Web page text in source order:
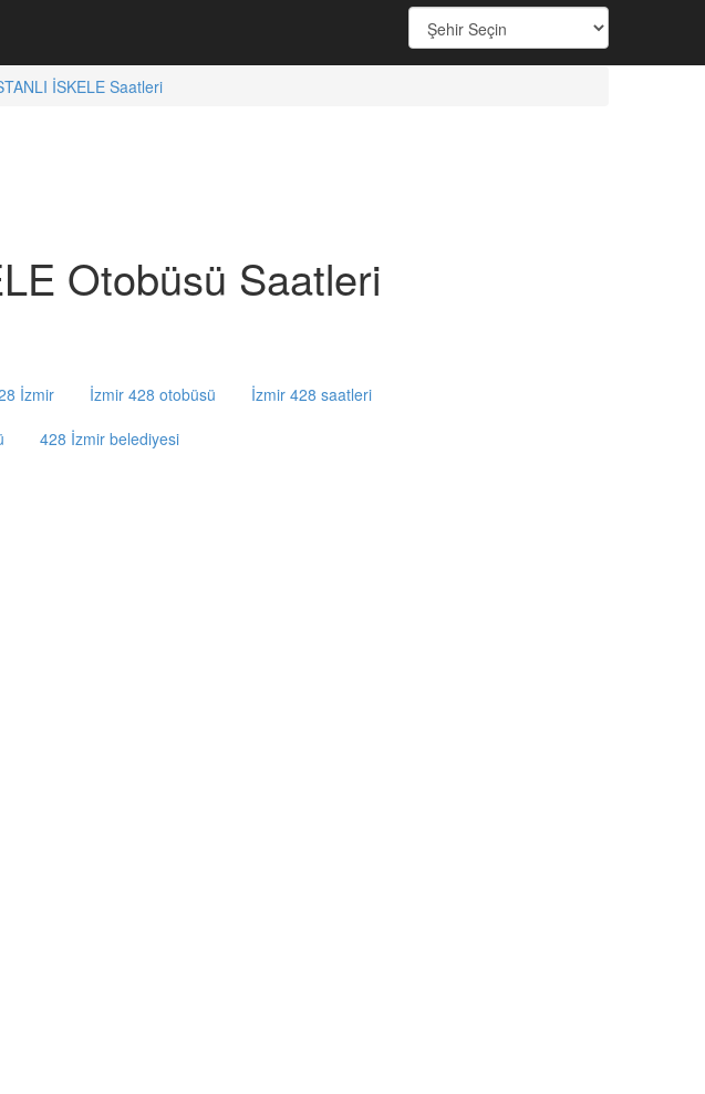
İSKELE Saatleri
Otobüsü Saatleri
İzmir İzmir 428 otobüsü
İzmir 428 saatleri
428 İzmir belediyesi